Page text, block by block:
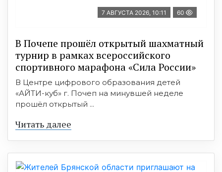
7 АВГУСТА 2026, 10:11 60
В Почепе прошёл открытый шахматный
турнир в рамках всероссийского
спортивного марафона «Сила России»
В Центре цифрового образования детей
«АЙТИ-куб» г. Почеп на минувшей неделе
прошёл открытый ...
Читать далее